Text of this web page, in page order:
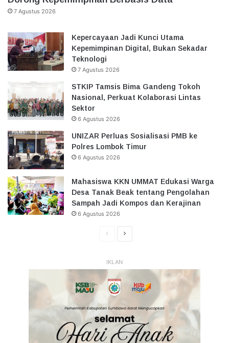
7 Agustus 2026
Kepercayaan Jadi Kunci Utama
Kepemimpinan Digital, Bukan Sekadar
Teknologi
7 Agustus 2026
STKIP Tamsis Bima Gandeng Tokoh
Nasional, Perkuat Kolaborasi Lintas
Sektor
6 Agustus 2026
UNIZAR Perluas Sosialisasi PMB ke
Polres Lombok Timur
6 Agustus 2026
Mahasiswa KKN UMMAT Edukasi Warga
Desa Tanak Beak tentang Pengolahan
Sampah Jadi Kompos dan Kerajinan
6 Agustus 2026
HalamanHalaman
IKLAN